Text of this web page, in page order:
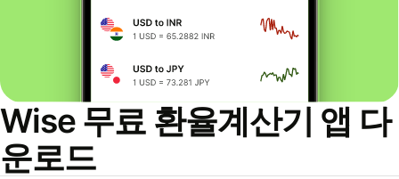
Wise 무료 환율계산기 앱 다
운로드